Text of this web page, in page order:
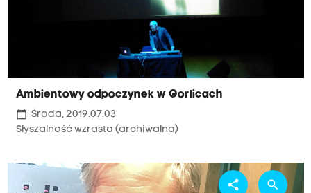
Ambientowy odpoczynek w Gorlicach
calendar_today Środa, 2019.07.03
Słyszalność wzrasta (archiwalna)
share search